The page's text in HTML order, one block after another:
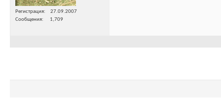
Регистрация
27.09.2007
Сообщения
1,709